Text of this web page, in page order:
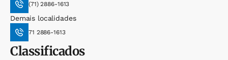
(71) 2886-1613
Demais localidades
71 2886-1613
Classificados